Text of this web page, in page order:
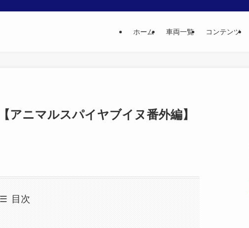
ホーム 車両一覧 コンテンツ
アニマルスパイヤブイヌ番外編】
目次